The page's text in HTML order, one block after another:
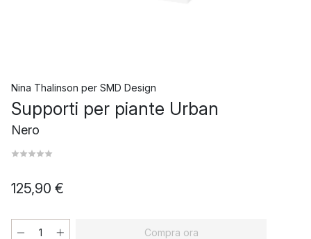
Nina Thalinson per SMD Design
Supporti per piante Urban
Nero
125,90 €
Compra ora